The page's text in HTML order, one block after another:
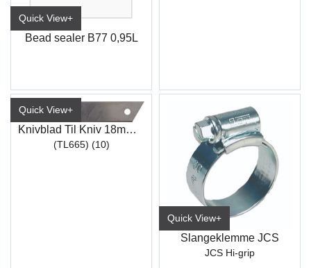
Quick View+
Bead sealer B77 0,95L
Quick View+
Knivblad Til Kniv 18mm m/knekk
(TL665) (10)
Quick View+
Slangeklemme JCS
JCS Hi-grip